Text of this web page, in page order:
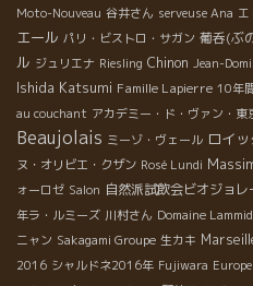
Moto-Nouveau 谷井さん serveuse Ana
エール パリ・ビストロ・サガン 葡呑(ぶ
ル ジュリエナ Riesling Chinon Jean-
Ishida Katsumi Famille Lapierre 10年
au couchant アカデミー・ド・ヴァン・東
Beaujolais ミーゾ・ヴェール ロイ
ヌ・オリビエ・クザン Rosé Lundi
ォーロゼ Salon 自然派試飲会ビオジョレ
年ラ・ルミーズ 川村さん Domaine
ニャン Sakagami Groupe 生カキ
2016 シャルドネ2016年 Fujiwara Europe